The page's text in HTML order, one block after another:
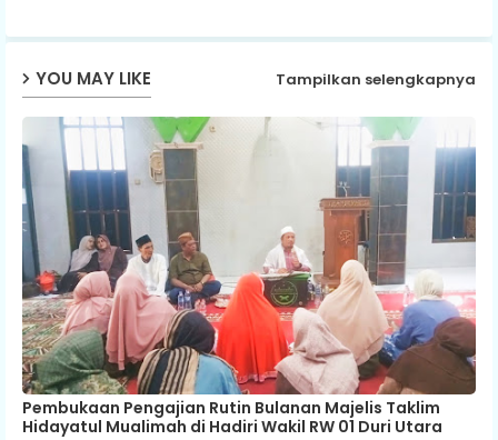
YOU MAY LIKE Tampilkan selengkapnya
Pembukaan Pengajian Rutin Bulanan Majelis Taklim
Hidayatul Mualimah di Hadiri Wakil RW 01 Duri Utara